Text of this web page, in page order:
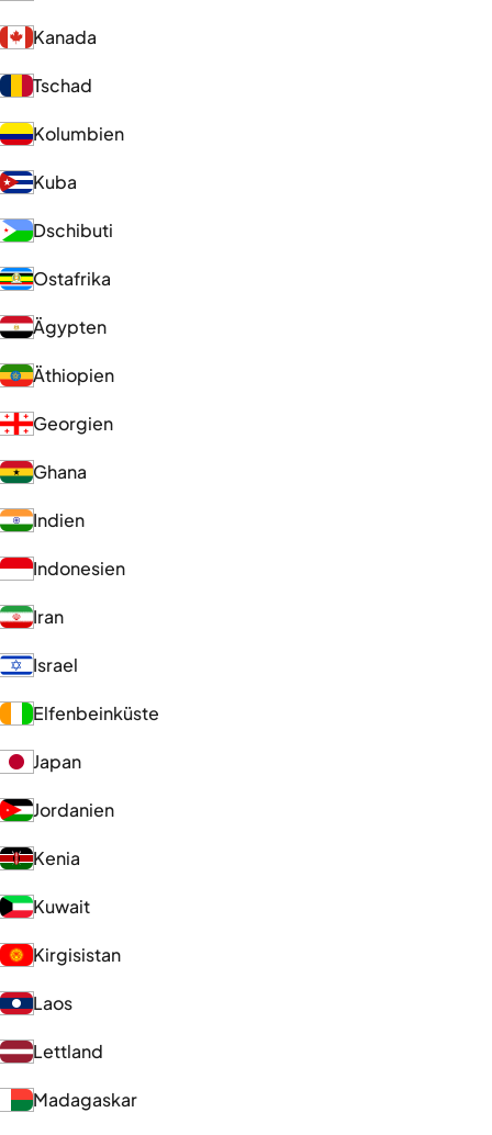
Kanada
Tschad
Kolumbien
Kuba
Dschibuti
Ostafrika
Ägypten
Äthiopien
Georgien
Ghana
Indien
Indonesien
Iran
Israel
Elfenbeinküste
Japan
Jordanien
Kenia
Kuwait
Kirgisistan
Laos
Lettland
Madagaskar